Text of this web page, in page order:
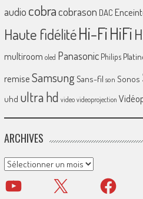
audio cobracobrason DAC
Haute fidélitéHi-FiHiFi
multiroom oled Panasonic Philips
remiseSamsungSans-fil son Sonos
uhd ultra hd video videoprojection
ARCHIVES
Archives
YouTube X Facebook